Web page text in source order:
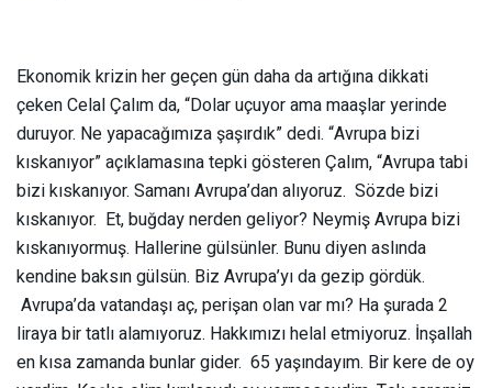
Ekonomik krizin her geçen gün daha da artığına dikkati
çeken Celal Çalım da, “Dolar uçuyor ama maaşlar yerinde
duruyor. Ne yapacağımıza şaşırdık” dedi. “Avrupa bizi
kıskanıyor” açıklamasına tepki gösteren Çalım, “Avrupa tabi
bizi kıskanıyor. Samanı Avrupa’dan alıyoruz. Sözde bizi
kıskanıyor. Et, buğday nerden geliyor? Neymiş Avrupa bizi
kıskanıyormuş. Hallerine gülsünler. Bunu diyen aslında
kendine baksın gülsün. Biz Avrupa’yı da gezip gördük.
Avrupa’da vatandaşı aç, perişan olan var mı? Ha şurada 2
liraya bir tatlı alamıyoruz. Hakkımızı helal etmiyoruz. İnşallah
en kısa zamanda bunlar gider. 65 yaşındayım. Bir kere de oy